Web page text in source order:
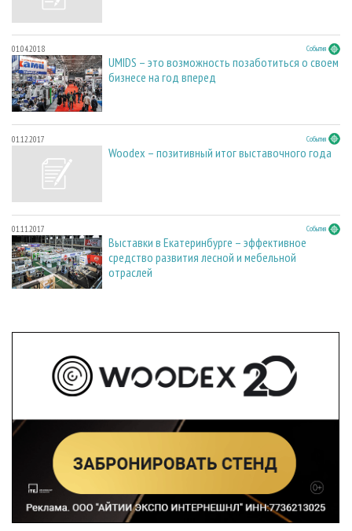
01.04.2018 События
UMIDS – это возможность позаботиться о своем
бизнесе на год вперед
01.12.2017 События
Woodex – позитивный итог выставочного года
01.11.2017 События
Выставки в Екатеринбурге – эффективное
средство развития лесной и мебельной
отраслей